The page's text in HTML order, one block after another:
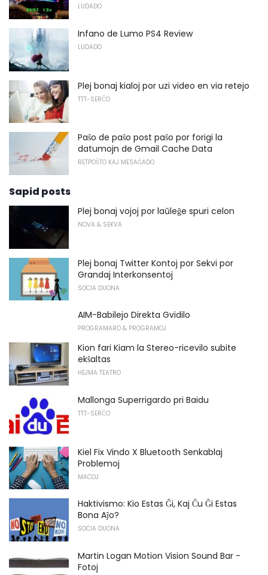
LUDADO
Infano de Lumo PS4 Review
LUDADO
Plej bonaj kialoj por uzi video en via retejo
TTT-SERĈO
Paŝo de paŝo post paŝo por forigi la
datumojn de Gmail Cache Data
RETPOŜTO KAJ MESAĜADO
Sapid posts
Plej bonaj vojoj por laŭleĝe spuri celon
NOVA & SEKVA
Plej bonaj Twitter Kontoj por Sekvi por
Grandaj Interkonsentoj
SOCIA DUONA
AIM-Babilejo Direkta Gvidilo
PROGRAMARO & PROGRAMOJ
Kion fari Kiam la Stereo-ricevilo subite
ekŝaltas
HEJMA TEATRO
Mallonga Superrigardo pri Baidu
TTT-SERĈO
Kiel Fix Vindo X Bluetooth Senkablaj
Problemoj
MACOJ
Haktivismo: Kio Estas Ĝi, Kaj Ĉu Ĝi Estas
Bona Aĵo?
SOCIA DUONA
Martin Logan Motion Vision Sound Bar -
Fotoj